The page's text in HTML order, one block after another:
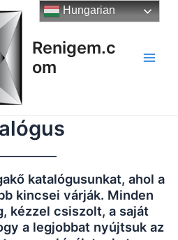
Renigem.c
om
katalógusunkat, ahol a
kincsei várják. Minden
kézzel csiszolt, a saját
a legjobbat nyújtsuk az
Hungarian